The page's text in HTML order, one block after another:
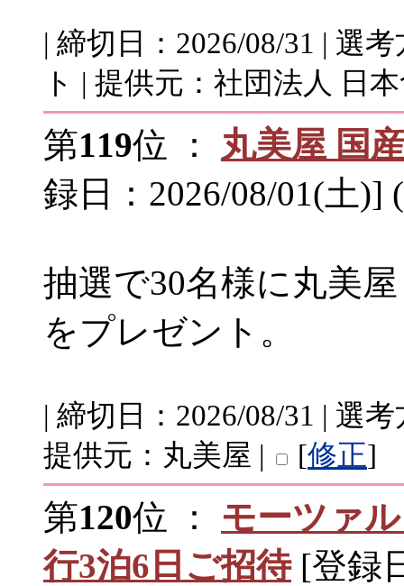
| 締切日：2026/08/31 | 選
ト | 提供元：社団法人 日
第119位 ： 丸美屋 国
録日：2026/08/01(土)]
抽選で30名様に丸美
をプレゼント。
| 締切日：2026/08/31 | 選
提供元：丸美屋 |
[修正]
第120位 ： モーツァ
行3泊6日ご招待[登録